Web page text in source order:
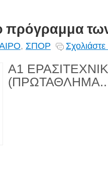
πρόγραμμα
, ΣΠΟΡ
Α1